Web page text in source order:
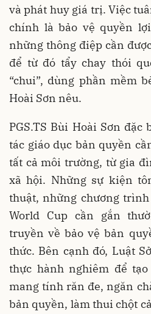
và phát huy giá trị. Việc
chính là bảo vệ quyền
những thông điệp cần
để từ đó tẩy chay thói
“chui”, dùng phần mềm
Hoài Sơn nêu.
PGS.TS Bùi Hoài Sơn
tác giáo dục bản quyền
tất cả môi trường, từ gia
xã hội. Những sự kiện
thuật, những chương
World Cup cần gắn
truyền về bảo vệ bản
thức. Bên cạnh đó, Luật
thực hành nghiêm để
mang tính răn đe, ngăn
bản quyền, làm thui chột